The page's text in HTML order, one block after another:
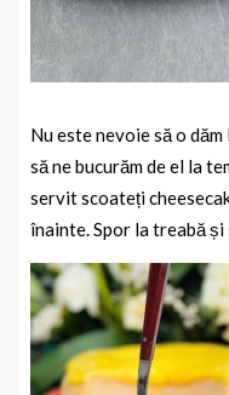
Nu este nevoie să o
să ne bucurăm de el la
servit scoateți
înainte. Spor la treabă